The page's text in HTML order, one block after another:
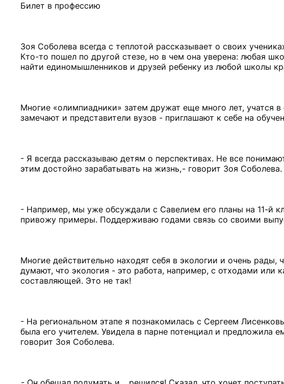
Билет в профессию
Зоя Соболева всегда с теплотой рассказывает о своих
Кто-то пошел по другой стезе, но в чем она уверена: любая
найти единомышленников и друзей ребенку из любой школы
Многие «олимпиадники» затем дружат еще много лет, учатся
замечают и представители вузов - приглашают к себе на
- Я всегда рассказываю детям о перспективах. Не все
этим достойно зарабатывать на жизнь, - говорит Зоя Соболева.
- Например, мы уже обсуждали с Савелием его планы на 11-й
привожу примеры. Поддерживаю годами связь со своими
Многие действительно находят себя в экологии и очень
думают, что экология - это работа, например, с отходами или
составляющей. Это не так!
- На региональном этапе я познакомилась с Сергеем
была его учителем. Увидела в парне потенциал и предложила
говорит Зоя Соболева.